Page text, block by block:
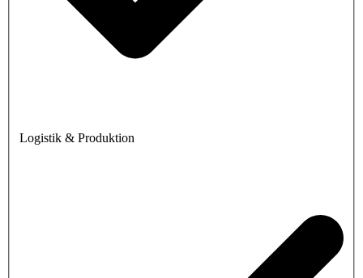
Logistik & Produktion